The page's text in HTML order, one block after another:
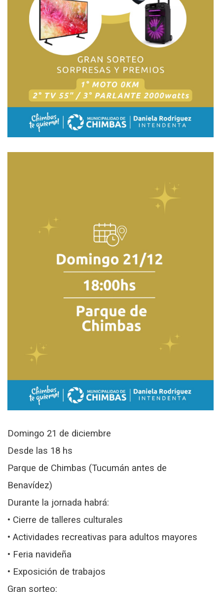
Domingo 21 de diciembre
Desde las 18 hs
Parque de Chimbas (Tucumán antes de
Benavídez)
Durante la jornada habrá:
• Cierre de talleres culturales
• Actividades recreativas para adultos mayores
• Feria navideña
• Exposición de trabajos
Gran sorteo: